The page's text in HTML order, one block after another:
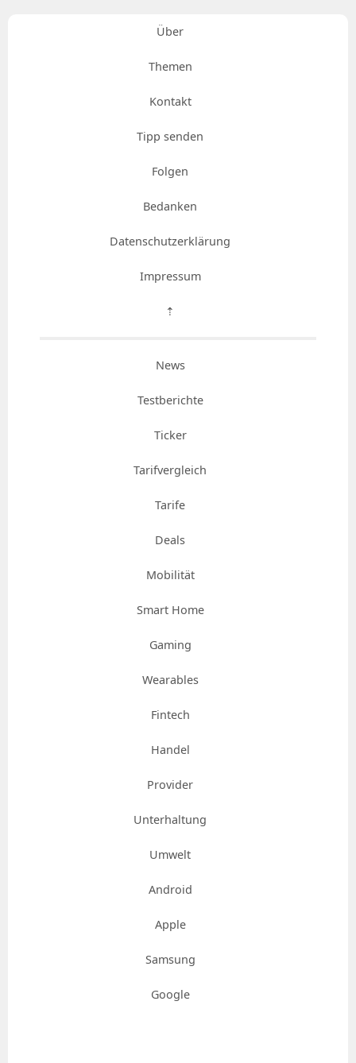
Über
Themen
Kontakt
Tipp senden
Folgen
Bedanken
Datenschutzerklärung
Impressum
⇡
News
Testberichte
Ticker
Tarifvergleich
Tarife
Deals
Mobilität
Smart Home
Gaming
Wearables
Fintech
Handel
Provider
Unterhaltung
Umwelt
Android
Apple
Samsung
Google